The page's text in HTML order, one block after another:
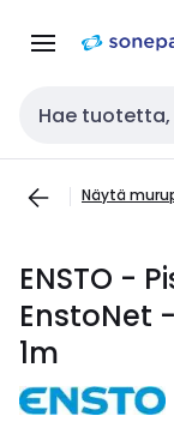
navigointiin
Haku
Näytä
ENSTO -
EnstoNet
1m